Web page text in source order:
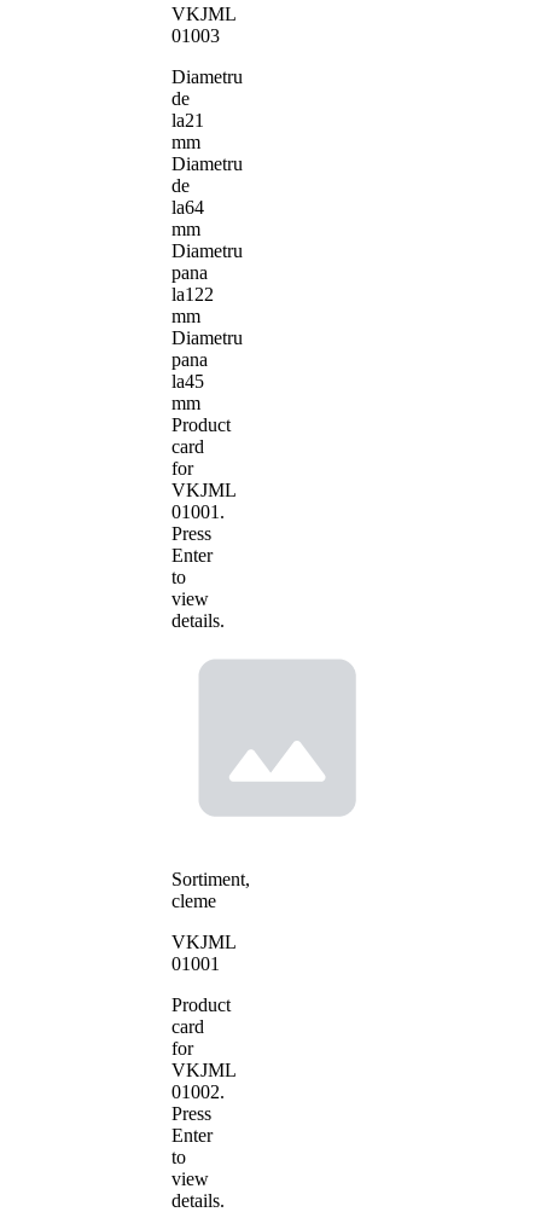
VKJML
01003
Diametru
de
la21
mm
Diametru
de
la64
mm
Diametru
pana
la122
mm
Diametru
pana
la45
mm
Product
card
for
VKJML
01001 .
Press
Enter
to
view
details.
Sortiment,
cleme
VKJML
01001
Product
card
for
VKJML
01002.
Press
Enter
to
view
details.